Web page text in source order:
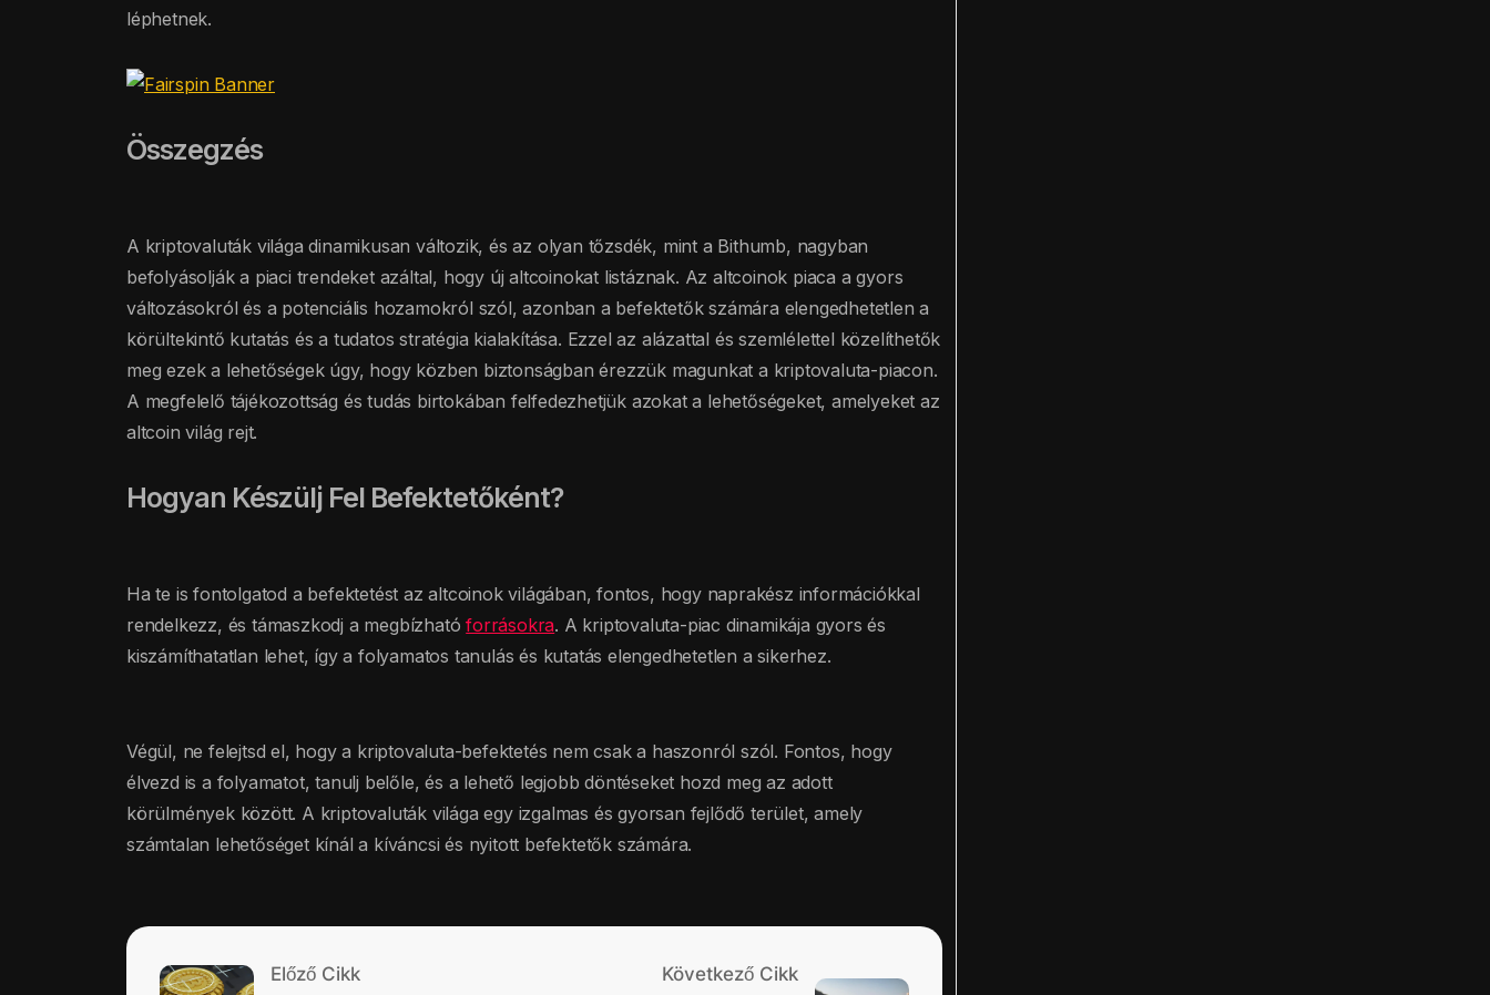
léphetnek.
Összegzés
A kriptovaluták világa dinamikusan változik, és az olyan tőzsdék, mint a Bithumb, nagyban
befolyásolják a piaci trendeket azáltal, hogy új altcoinokat listáznak. Az altcoinok piaca a gyors
változásokról és a potenciális hozamokról szól, azonban a befektetők számára elengedhetetlen a
körültekintő kutatás és a tudatos stratégia kialakítása. Ezzel az alázattal és szemlélettel közelíthetők
meg ezek a lehetőségek úgy, hogy közben biztonságban érezzük magunkat a kriptovaluta-piacon.
A megfelelő tájékozottság és tudás birtokában felfedezhetjük azokat a lehetőségeket, amelyeket az
altcoin világ rejt.
Hogyan Készülj Fel Befektetőként?
Ha te is fontolgatod a befektetést az altcoinok világában, fontos, hogy naprakész információkkal
rendelkezz, és támaszkodj a megbízhatóforrásokra. A kriptovaluta-piac dinamikája gyors és
kiszámíthatatlan lehet, így a folyamatos tanulás és kutatás elengedhetetlen a sikerhez.
Végül, ne felejtsd el, hogy a kriptovaluta-befektetés nem csak a haszonról szól. Fontos, hogy
élvezd is a folyamatot, tanulj belőle, és a lehető legjobb döntéseket hozd meg az adott
körülmények között. A kriptovaluták világa egy izgalmas és gyorsan fejlődő terület, amely
számtalan lehetőséget kínál a kíváncsi és nyitott befektetők számára.
Előző Cikk Következő Cikk